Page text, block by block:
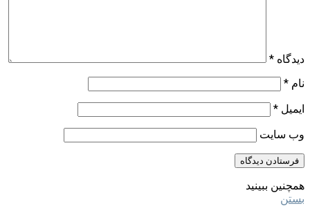
دیدگاه *
نام *
ایمیل *
وب‌ سایت
همچنین ببینید
بستن